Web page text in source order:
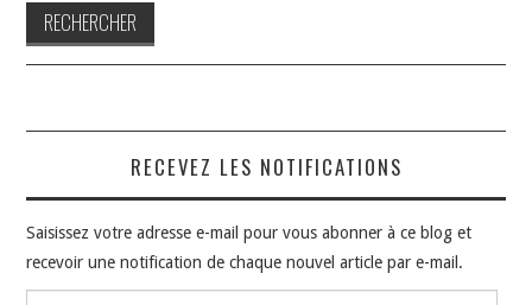
RECEVEZ LES NOTIFICATIONS
Saisissez votre adresse e-mail pour vous abonner à ce blog et
recevoir une notification de chaque nouvel article par e-mail.